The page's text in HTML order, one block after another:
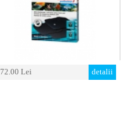
72.00 Lei detalii